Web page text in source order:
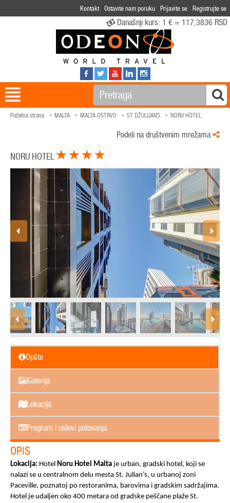
Kontakt Ostavite nam poruku Prijavite se Registrujte se
Današnji kurs: 1 € = 117,3836 RSD
Početna strana MALTA MALTA OSTRVO ST DŽULIJANS NORU HOTEL
Podeli na društvenim mrežama
NORU HOTEL
Opšte
Galerija
Lokacija
Program i uslovi putovanja
OPIS
Lokacija: Hotel Noru Hotel Malta je urban, gradski hotel, koji se
nalazi se u centralnom delu mesta St. Julian’s, u urbanoj zoni
Paceville, poznatoj po restoranima, barovima i gradskim sadržajima.
Hotel je udaljen oko 400 metara od gradske peščane plaže St.